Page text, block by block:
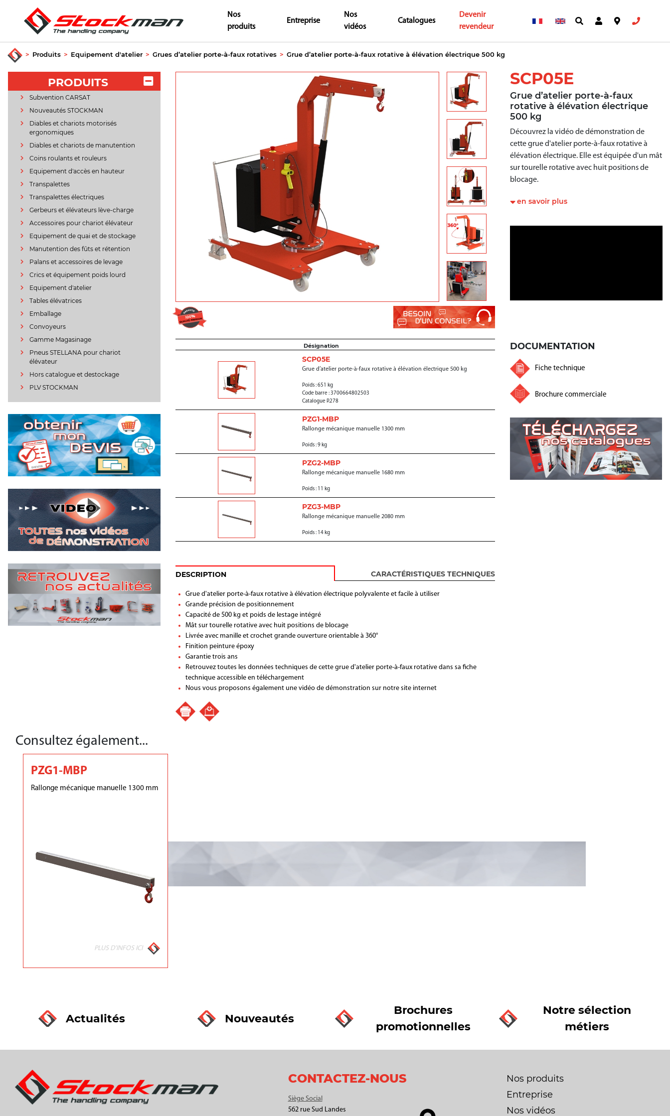
Nos
produits
Entreprise
Nos
vidéos
Catalogues
Devenir
revendeur
> Produits > Equipement d'atelier > Grues d’atelier porte-à-faux rotatives > Grue d’atelier porte-à-faux rotative à élévation électrique 500 kg
PRODUITS
Subvention CARSAT
Nouveautés STOCKMAN
Diables et chariots motorisés
ergonomiques
Diables et chariots de manutention
Coins roulants et rouleurs
Equipement d'accès en hauteur
Transpalettes
Transpalettes électriques
Gerbeurs et élévateurs lève-charge
Accessoires pour chariot élévateur
Equipement de quai et de stockage
Manutention des fûts et rétention
Palans et accessoires de levage
Crics et équipement poids lourd
Equipement d'atelier
Tables élévatrices
Emballage
Convoyeurs
Gamme Magasinage
Pneus STELLANA pour chariot
élévateur
Hors catalogue et destockage
PLV STOCKMAN
SCP05E
Grue d’atelier porte-à-faux
rotative à élévation électrique
500 kg
Découvrez la vidéo de démonstration de
cette grue d'atelier porte-à-faux rotative à
élévation électrique. Elle est équipée d'un mât
sur tourelle rotative avec huit positions de
blocage.
en savoir plus
Désignation
SCP05E
Grue d’atelier porte-à-faux rotative à élévation électrique 500 kg
Poids : 651 kg
Code barre : 3700664802503
Catalogue P.278
PZG1-MBP
Rallonge mécanique manuelle 1300 mm
Poids : 9 kg
PZG2-MBP
Rallonge mécanique manuelle 1680 mm
Poids : 11 kg
PZG3-MBP
Rallonge mécanique manuelle 2080 mm
Poids : 14 kg
DESCRIPTION CARACTÉRISTIQUES TECHNIQUES
Grue d'atelier porte-à-faux rotative à élévation électrique polyvalente et facile à utiliser
Grande précision de positionnement
Capacité de 500 kg et poids de lestage intégré
Mât sur tourelle rotative avec huit positions de blocage
Livrée avec manille et crochet grande ouverture orientable à 360°
Finition peinture époxy
Garantie trois ans
Retrouvez toutes les données techniques de cette grue d'atelier porte-à-faux rotative dans sa fiche
technique accessible en téléchargement
Nous vous proposons également une vidéo de démonstration sur notre site internet
DOCUMENTATION
Fiche technique
Brochure commerciale
Consultez également...
PZG1-MBP
Rallonge mécanique manuelle 1300 mm
PLUS D'INFOS ICI
Actualités Nouveautés
Brochures
promotionnelles
Notre sélection
métiers
CONTACTEZ-NOUS
Siège Social
562 rue Sud Landes
Nos produits
Entreprise
Nos vidéos